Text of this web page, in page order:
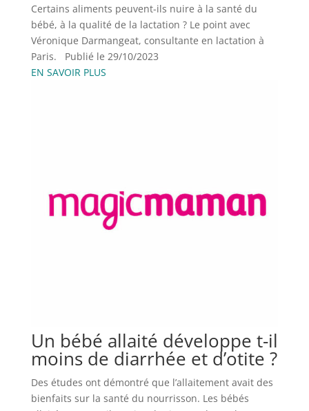
Certains aliments peuvent-ils nuire à la santé du
bébé, à la qualité de la lactation ? Le point avec
Véronique Darmangeat, consultante en lactation à
Paris. Publié le 29/10/2023
EN SAVOIR PLUS
Un bébé allaité développe t-il
moins de diarrhée et d’otite ?
Des études ont démontré que l’allaitement avait des
bienfaits sur la santé du nourrisson. Les bébés